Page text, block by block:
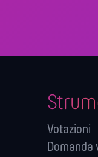
Votazioni
Domanda